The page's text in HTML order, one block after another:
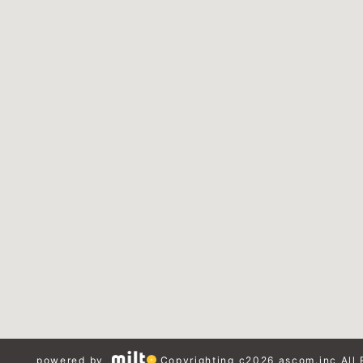
powered by Copyrighting c2026 ascom.inc All